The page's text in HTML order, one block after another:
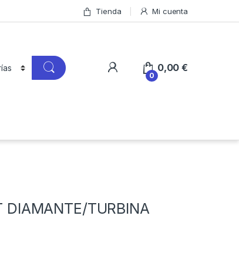
Tienda Mi cuenta
0
0,00€
DIAMANTE/TURBINA